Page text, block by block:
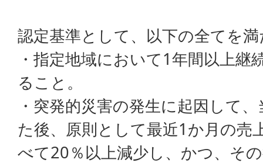
認定基準として、以下の全てを
・指定地域において1年間以上継
ること。
・突発的災害の発生に起因して
た後、原則として最近1か月の売
べて20％以上減少し、かつ、そ